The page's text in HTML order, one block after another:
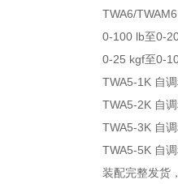
TWA6/
0-100 lb至0-
0-25 kgf至0-
TWA5-1K 自
TWA5-2K 自
TWA5-3K 自
TWA5-5K 自
装配完整发货